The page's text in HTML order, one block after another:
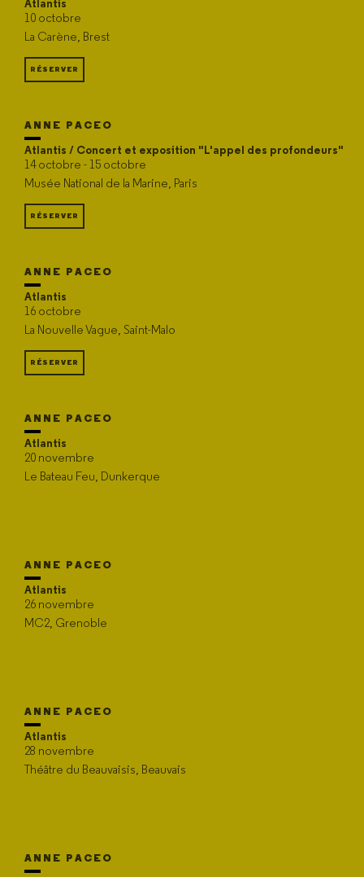
Atlantis
10 octobre
La Carène, Brest
RÉSERVER
ANNE PACEO
Atlantis / Concert et exposition "L'appel des profondeurs"
14 octobre - 15 octobre
Musée National de la Marine, Paris
RÉSERVER
ANNE PACEO
Atlantis
16 octobre
La Nouvelle Vague, Saint-Malo
RÉSERVER
ANNE PACEO
Atlantis
20 novembre
Le Bateau Feu, Dunkerque
ANNE PACEO
Atlantis
26 novembre
MC2, Grenoble
ANNE PACEO
Atlantis
28 novembre
Théâtre du Beauvaisis, Beauvais
ANNE PACEO